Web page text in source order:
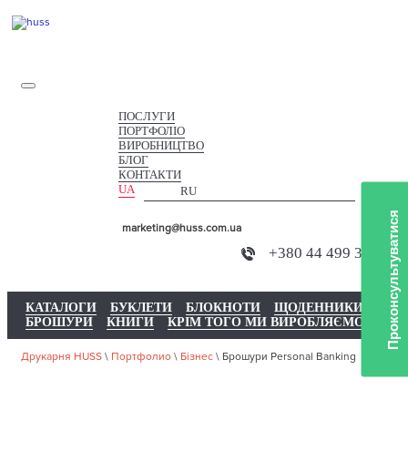
ПОСЛУГИ
ПОРТФОЛІО
ВИРОБНИЦТВО
БЛОГ
КОНТАКТИ
UA
RU
+380 44 499 3734
marketing@huss.com.ua
КАТАЛОГИ БУКЛЕТИ БЛОКНОТИ
ЩОДЕННИКИ
БРОШУРИ
КНИГИ КРІМ ТОГО МИ ВИРОБЛЯЄМО
Друкарня HUSS \ Портфолио \ Бізнес \ Брошури Personal Banking
Проконсультуватися